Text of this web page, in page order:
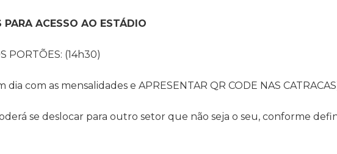
PARA ACESSO AO ESTÁDIO
PORTÕES: (14h30)
dia com as mensalidades e APRESENTAR QR CODE NAS
se deslocar para outro setor que não seja o seu, conforme